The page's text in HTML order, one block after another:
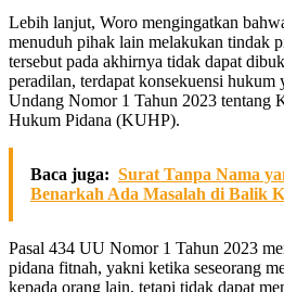
Lebih lanjut, Woro mengingatkan
menuduh pihak lain melakukan tindak
tersebut pada akhirnya tidak dapat
peradilan, terdapat konsekuensi
Undang Nomor 1 Tahun 2023 tentang
Hukum Pidana (KUHP).
Baca juga: Surat Tanpa Nama
Benarkah Ada Masalah di Balik
Pasal 434 UU Nomor 1 Tahun 2023
pidana fitnah, yakni ketika seseorang
kepada orang lain, tetapi tidak dapat